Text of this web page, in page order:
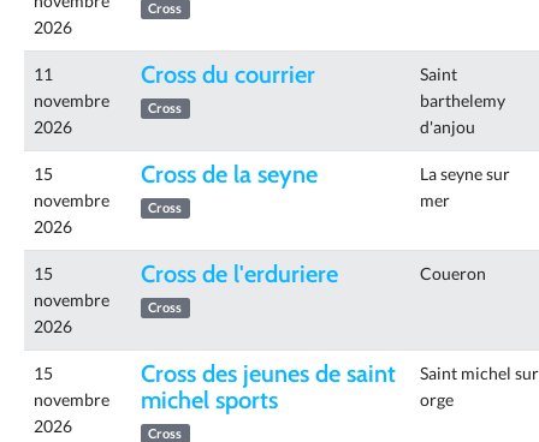
2026
Cross
11
novembre
2026
Cross du courrier
Cross
Saint
barthelemy
d'anjou
15
novembre
2026
Cross de la seyne
Cross
La seyne sur
mer
15
novembre
2026
Cross de l'erduriere
Cross
Coueron
15
novembre
2026
Cross des jeunes de saint
michel sports
Cross
Saint michel sur
orge